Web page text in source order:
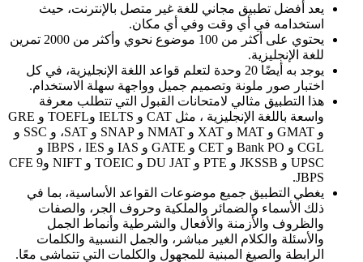
يعد أفضل تطبيق مجاني للغة غير متصل بالإنترنت، حيث
استخدامه في أي وقت وفي أي مكان.
يحتوي على أكثر من 100 موضوع نحوي وأكثر من 2000 تمرين
للغة الإنجليزية.
يوجد به أيضًا 20 وحدة لتعلم قواعد اللغة الإنجليزية، في كل
اختبار صور ملونة وتصميم جميل وواجهة سهلة الاستخدام.
هذا التطبيق مثالي لامتحانات القبول التي تتطلب معرفة
واسعة باللغة الإنجليزية ، مثل CAT و IELTS وTOEFL و GRE
و GMAT و MAT و XAT و NMAT و SNAP و SAT، و SSC و
CGL و Bank PO و CET و GATE و IAS و IBPS ، IES و
UPSC و JKSSB و PTE و DU JAT و TOEIC و NIFT وCFE 9
JBPS.
يغطي التطبيق جميع موضوعات القواعد الأساسية، بما في
ذلك الأسماء والضمائر والملكية وحروف الجر، والصفات
والظروف والأزمنة والأفعال والشرطية وأنماط الجمل
والأسئلة والكلام الغير مباشر، والجمل النسبية والكلمات
الرابطة والصيغ المبنية للمجهول والكلمات التي تتماشى معًا.